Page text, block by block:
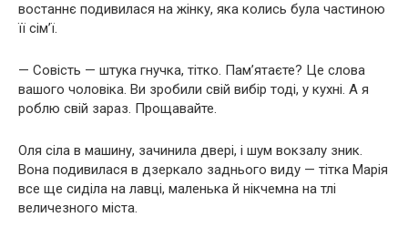
востаннє подивилася на жінку, яка колись була частиною
її сім’ї.
— Совість — штука гнучка, тітко. Пам’ятаєте? Це слова
вашого чоловіка. Ви зробили свій вибір тоді, у кухні. А я
роблю свій зараз. Прощавайте.
Оля сіла в машину, зачинила двері, і шум вокзалу зник.
Вона подивилася в дзеркало заднього виду — тітка Марія
все ще сиділа на лавці, маленька й нікчемна на тлі
величезного міста.